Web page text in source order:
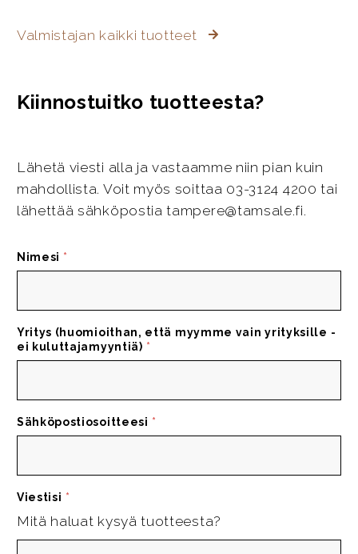
Valmistajan kaikki tuotteet
Kiinnostuitko tuotteesta?
Lähetä viesti alla ja vastaamme niin pian kuin
mahdollista. Voit myös soittaa 03-3124 4200 tai
lähettää sähköpostia tampere@tamsale.fi.
Nimesi *
Yritys (huomioithan, että myymme vain yrityksille -
ei kuluttajamyyntiä) *
Sähköpostiosoitteesi *
Viestisi *
Mitä haluat kysyä tuotteesta?